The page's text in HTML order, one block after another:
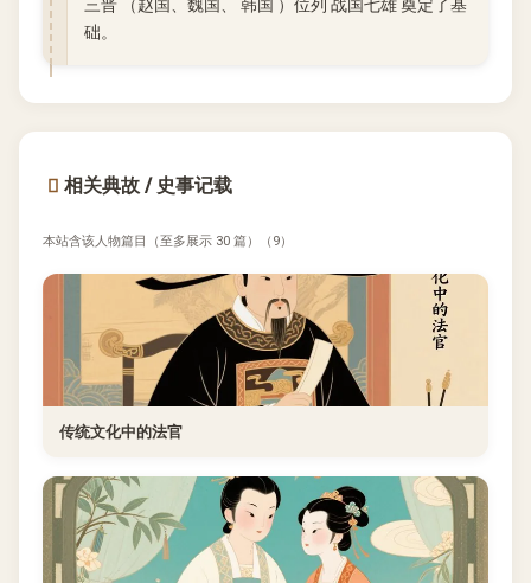
三晋 （赵国、魏国、 韩国 ）位列 战国七雄 奠定了基
础。
相关典故 / 史事记载
本站含该人物篇目（至多展示 30 篇）（9）
传统文化中的法官